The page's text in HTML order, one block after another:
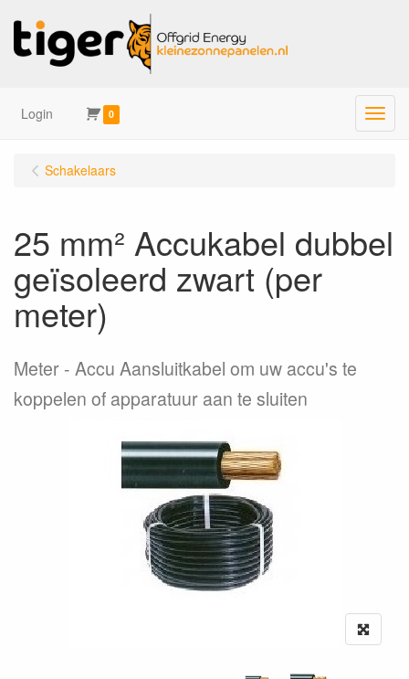
Login 0 Menu
Schakelaars
25 mm² Accukabel dubbel
geïsoleerd zwart (per
meter)
Meter
Accu Aansluitkabel om uw accu's te
koppelen of apparatuur aan te sluiten